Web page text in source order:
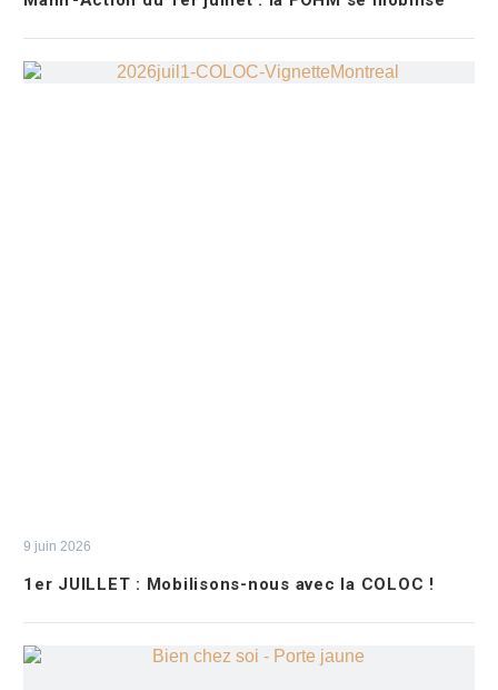
9 juin 2026
1er JUILLET : Mobilisons-nous avec la COLOC !